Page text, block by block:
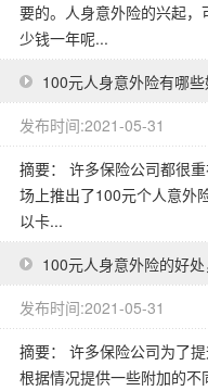
要的。人身意外险的兴起
少钱一年呢...
100元人身意外险有哪
发布时间:2021-05-31
摘要： 许多保险公司都很
场上推出了100元个人意外
以卡...
100元人身意外险的好
发布时间:2021-05-31
摘要： 许多保险公司为了
根据情况提供一些附加的